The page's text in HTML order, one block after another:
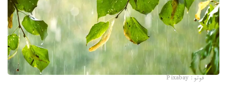
فوتو: Pixabay